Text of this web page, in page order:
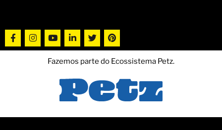
Fazemos parte do Ecossistema Petz.